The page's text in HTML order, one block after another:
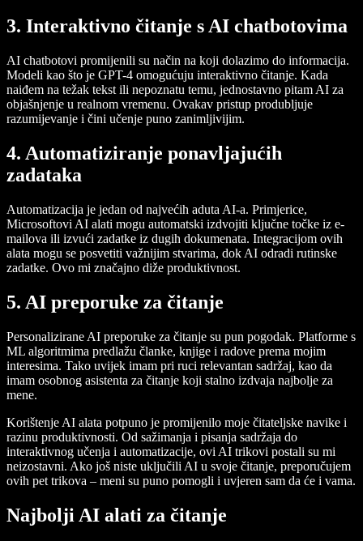
3. Interaktivno čitanje s AI chatbotovima
AI chatbotovi promijenili su način na koji dolazimo do informacija.
Modeli kao što je GPT-4 omogućuju interaktivno čitanje. Kada
naiđem na težak tekst ili nepoznatu temu, jednostavno pitam AI za
objašnjenje u realnom vremenu. Ovakav pristup produbljuje
razumijevanje i čini učenje puno zanimljivijim.
4. Automatiziranje ponavljajućih
zadataka
Automatizacija je jedan od najvećih aduta AI-a. Primjerice,
Microsoftovi AI alati mogu automatski izdvojiti ključne točke iz e-
mailova ili izvući zadatke iz dugih dokumenata. Integracijom ovih
alata mogu se posvetiti važnijim stvarima, dok AI odradi rutinske
zadatke. Ovo mi značajno diže produktivnost.
5. AI preporuke za čitanje
Personalizirane AI preporuke za čitanje su pun pogodak. Platforme s
ML algoritmima predlažu članke, knjige i radove prema mojim
interesima. Tako uvijek imam pri ruci relevantan sadržaj, kao da
imam osobnog asistenta za čitanje koji stalno izdvaja najbolje za
mene.
Korištenje AI alata potpuno je promijenilo moje čitateljske navike i
razinu produktivnosti. Od sažimanja i pisanja sadržaja do
interaktivnog učenja i automatizacije, ovi AI trikovi postali su mi
neizostavni. Ako još niste uključili AI u svoje čitanje, preporučujem
ovih pet trikova – meni su puno pomogli i uvjeren sam da će i vama.
Najbolji AI alati za čitanje